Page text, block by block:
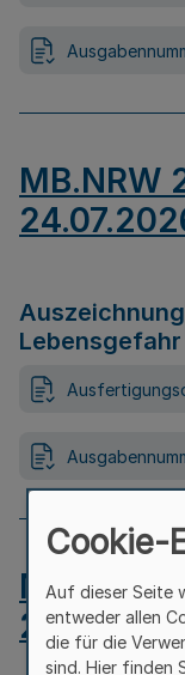
MB.NRW
Lebensgefahr
MB.NRW
Cookie-
Auf dieser Seite
entweder allen
die für die
sind. Hier finden